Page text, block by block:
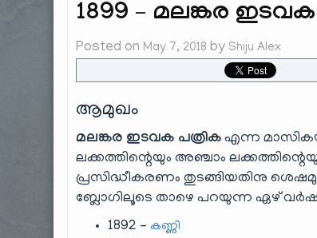
1899 – മലങ്കര
Posted on May 7, 2018 by Shiju Alex
ആമുഖം
മലങ്കര ഇടവക പത്രിക എന്ന
ലക്കത്തിന്റെയും അഞ്ചാം
പ്രസിദ്ധീകരണം തുടങ്ങിയതിനു
ബ്ലോഗിലൂടെ താഴെ പറയുന്ന ഏഴ്
1892 – കണ്ണി